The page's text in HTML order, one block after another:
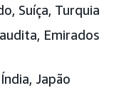
Suíça, Turquia
Emirados
Japão